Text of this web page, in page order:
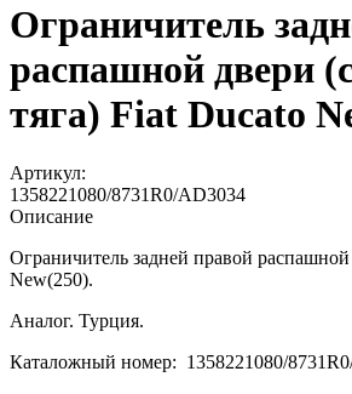
Ограничитель
распашной двери
тяга) Fiat Ducato
Артикул:
1358221080/8731R0/AD3034
Описание
Ограничитель задней правой
New(250).
Аналог. Турция.
Каталожный номер: 1358221080/